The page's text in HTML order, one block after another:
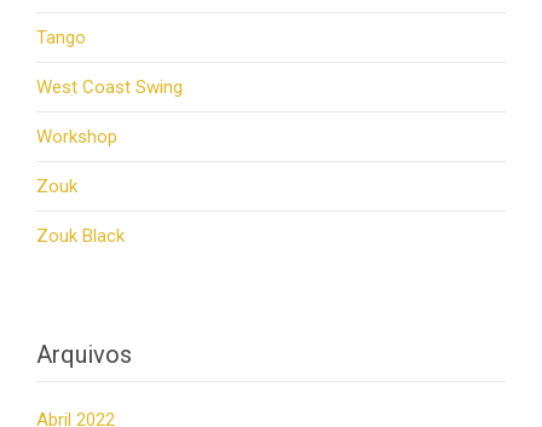
Tango
West Coast Swing
Workshop
Zouk
Zouk Black
Arquivos
Abril 2022